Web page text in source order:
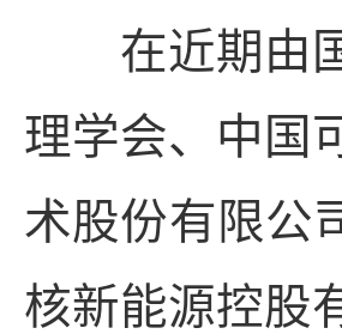
在近期由国
理学会、中国
术股份有限公
核新能源控股